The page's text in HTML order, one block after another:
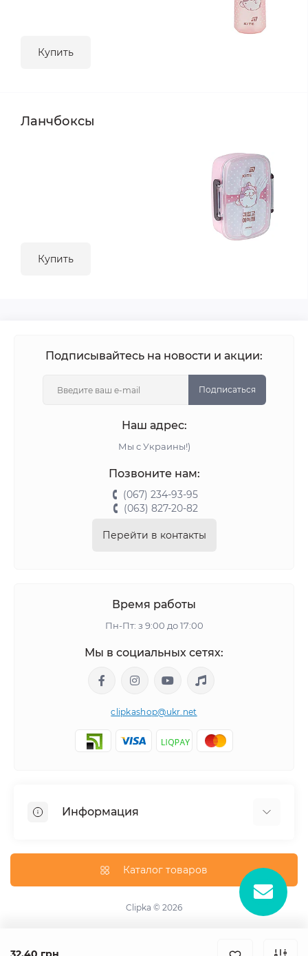
Купить
Ланчбоксы
Купить
Подписывайтесь на новости и акции:
Подписаться
Наш адрес:
Мы с Украины!)
Позвоните нам:
(067) 234-93-95
(063) 827-20-82
Перейти в контакты
Время работы
Пн-Пт: з 9:00 до 17:00
Мы в социальных сетях:
clipkashop@ukr.net
Информация
Контакты
Каталог товаров
Clipka © 2026